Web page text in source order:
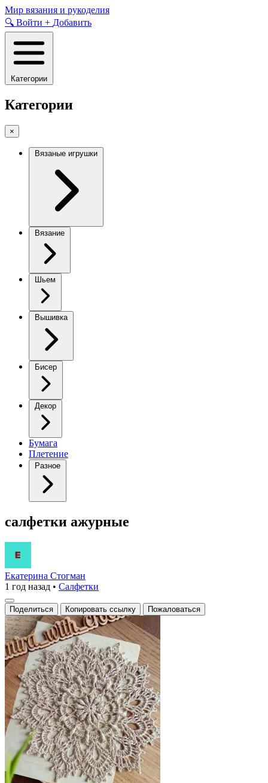
Skip
to
content
Мир вязания и рукоделия
🔍 Войти + Добавить
Категории
Категории
×
Вязаные игрушки
Вязание
Шьем
Вышивка
Бисер
Декор
Бумага
Плетение
Разное
салфетки ажурные
Екатерина Стогман
1 год назад • Салфетки
Поделиться Копировать ссылку Пожаловаться